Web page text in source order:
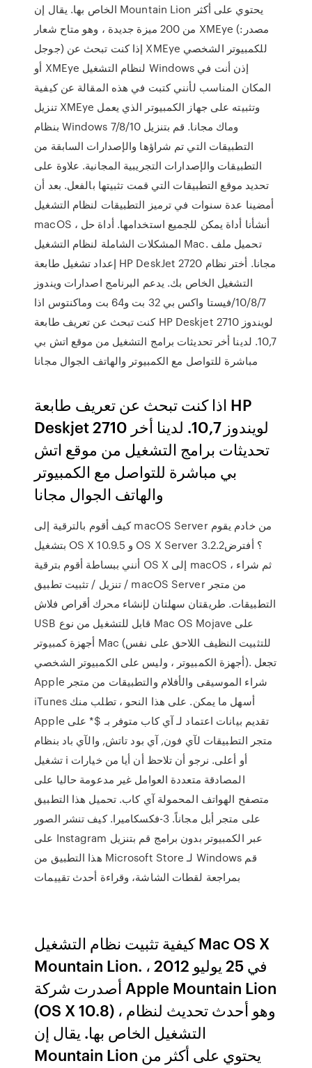
الخاص بها. يقال إن Mountain Lion يحتوي على أكثر
من 200 ميزة جديدة ، وهو متاح شعار XMEye (مصدر:
جوجل) إذا كنت تبحث عن XMEye للكمبيوتر الشخصي
أو XMEye لنظام التشغيل Windows إذن أنت في
المكان المناسب لأنني كتبت في هذه المقالة عن كيفية
تنزيل XMEye وتثبيته على جهاز الكمبيوتر الذي يعمل
بنظام Windows 7/8/10 وماك مجانا. قم بتنزيل
التطبيقات التي تم شراؤها والإصدارات السابقة من
التطبيقات والإصدارات التجريبية المجانية. علاوة على
تحديد موقع التطبيقات التي قمت تثبيتها بالفعل. بعد أن
أمضينا عدة سنوات في ترميز التطبيقات لنظام التشغيل
macOS ، أنشأنا أداة يمكن للجميع استخدامها. أداة حل
المشكلات الشاملة لنظام التشغيل Mac. تحميل ملف
إعداد تشغيل طابعة HP DeskJet 2720 مجانا. أختر نظام
التشغيل الخاص بك. يدعم البرنامج اصدارات ويندوز
10/8/7/فيستا واكس بي 32 بت و64 بت وماكنتوس اذا
كنت تبحث عن تعريف طابعة HP Deskjet 2710 لويندوز
10,7. لدينا أخر تحديثات برامج التشغيل من موقع اتش بي
مباشرة للتواصل مع الكمبيوتر والهاتف الجوال مجانا
اذا كنت تبحث عن تعريف طابعة HP
Deskjet 2710 لويندوز 10,7. لدينا أخر
تحديثات برامج التشغيل من موقع اتش
بي مباشرة للتواصل مع الكمبيوتر
والهاتف الجوال مجانا
كيف أقوم بالترقية إلى macOS Server من خادم يقوم
بتشغيل OS X 10.9.5 و OS X Server 3.2.2؟ أفترض
أنني ببساطة أقوم بترقية OS X إلى macOS ، ثم شراء
/ تنزيل / تثبيت تطبيق macOS Server من متجر
التطبيقات. طريقتان سهلتان لإنشاء محرك أقراص فلاش
USB قابل للتشغيل من نوع Mac OS Mojave على
أجهزة كمبيوتر Mac (للتثبيت النظيف اللاحق على نفس
أجهزة الكمبيوتر ، وليس على الكمبيوتر الشخصي). تجعل
Apple شراء الموسيقى والأفلام والتطبيقات من متجر
iTunes أسهل ما يمكن. على هذا النحو ، تطلب منك
Apple تقديم بيانات اعتماد لـ آي كاب متوفر بـ $* على
متجر التطبيقات لآي فون, آي بود تاتش, والآي باد بنظام
تشغيل i أو أعلى. نرجو أن تلاحظ أن أيا من خيارات
المصادقة متعددة العوامل غير مدعومة حاليا على
متصفح الهواتف المحمولة آي كاب. تحميل هذا التطبيق
على متجر أبل مجاناً. 3-فكسكاميرا. كيف تنشر الصور
على Instagram عبر الكمبيوتر بدون برامج قم بتنزيل
هذا التطبيق من Microsoft Store لـ Windows قم
بمراجعة لقطات الشاشة، وقراءة أحدث تقييمات
كيفية تثبيت نظام التشغيل Mac OS X
Mountain Lion. في 25 يوليو 2012 ،
أصدرت شركة Apple Mountain Lion
(OS X 10.8) ، وهو أحدث تحديث لنظام
التشغيل الخاص بها. يقال إن
Mountain Lion يحتوي على أكثر من